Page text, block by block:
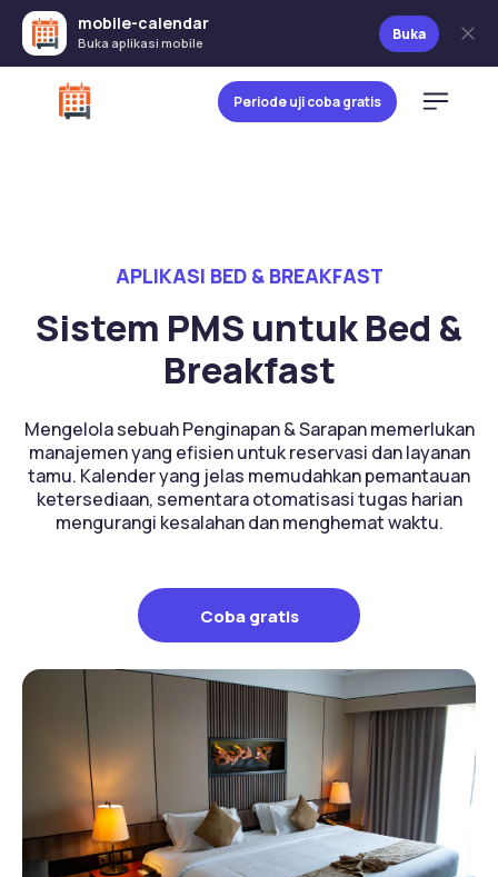
mobile-calendar
Buka aplikasi mobile Buka
Periode uji coba gratis
APLIKASI BED & BREAKFAST
Sistem PMS untuk Bed &
Breakfast
Mengelola sebuah Penginapan & Sarapan memerlukan
manajemen yang efisien untuk reservasi dan layanan
tamu. Kalender yang jelas memudahkan pemantauan
ketersediaan, sementara otomatisasi tugas harian
mengurangi kesalahan dan menghemat waktu.
Coba gratis